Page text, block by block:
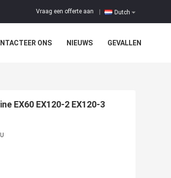
Dutch
Vraag een offerte aan
ONS NIEUWS GEVALLEN
EX60 EX120-2 EX120-3